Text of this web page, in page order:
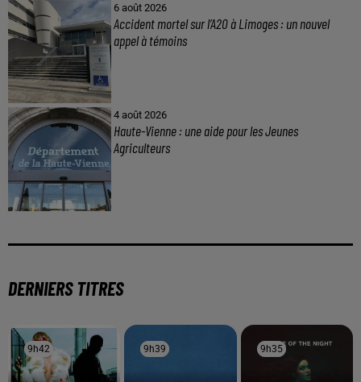
6 août 2026
Accident mortel sur l’A20 à Limoges : un nouvel
appel à témoins
4 août 2026
Haute-Vienne : une aide pour les Jeunes
Agriculteurs
DERNIERS TITRES
9h42
9h42 9h39
9h39 9h35
9h35